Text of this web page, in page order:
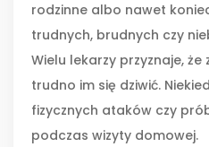
rodzinne albo nawet
trudnych, brudnych czy
Wielu lekarzy przyznaje, że
trudno im się dziwić.
fizycznych ataków czy
podczas wizyty domowej.